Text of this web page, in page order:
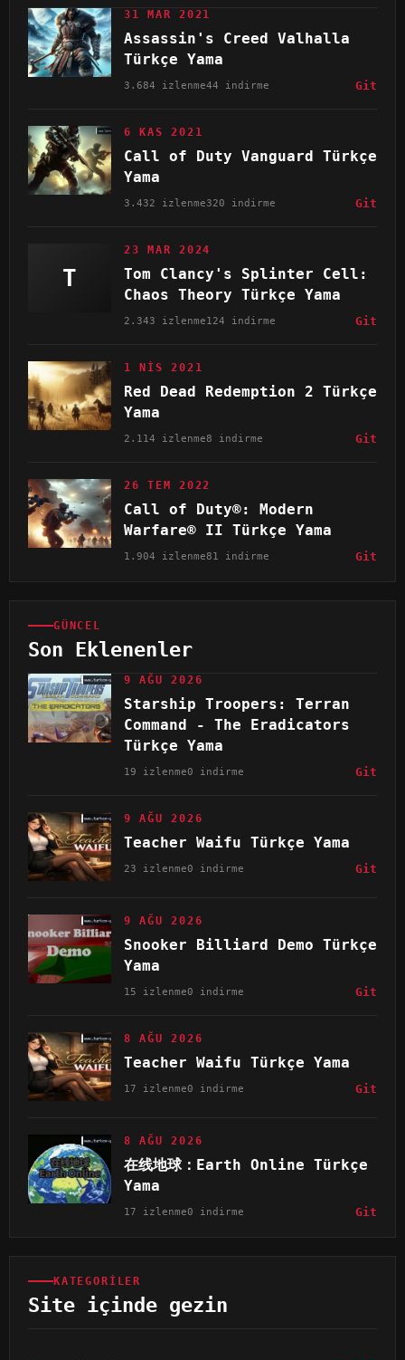
31 MAR 2021
Assassin's Creed Valhalla
Türkçe Yama
3.684 izlenme44 indirme Git
6 KAS 2021
Call of Duty Vanguard Türkçe
Yama
3.432 izlenme320 indirme Git
T
23 MAR 2024
Tom Clancy's Splinter Cell:
Chaos Theory Türkçe Yama
2.343 izlenme124 indirme Git
1 NIS 2021
Red Dead Redemption 2 Türkçe
Yama
2.114 izlenme8 indirme Git
26 TEM 2022
Call of Duty®: Modern
Warfare® II Türkçe Yama
1.904 izlenme81 indirme Git
GÜNCEL
Son Eklenenler
9 AĞU 2026
Starship Troopers: Terran
Command - The Eradicators
Türkçe Yama
19 izlenme0 indirme Git
9 AĞU 2026
Teacher Waifu Türkçe Yama
23 izlenme0 indirme Git
9 AĞU 2026
Snooker Billiard Demo Türkçe
Yama
15 izlenme0 indirme Git
8 AĞU 2026
Teacher Waifu Türkçe Yama
17 izlenme0 indirme Git
8 AĞU 2026
在线地球：Earth Online Türkçe
Yama
17 izlenme0 indirme Git
KATEGORILER
Site içinde gezin